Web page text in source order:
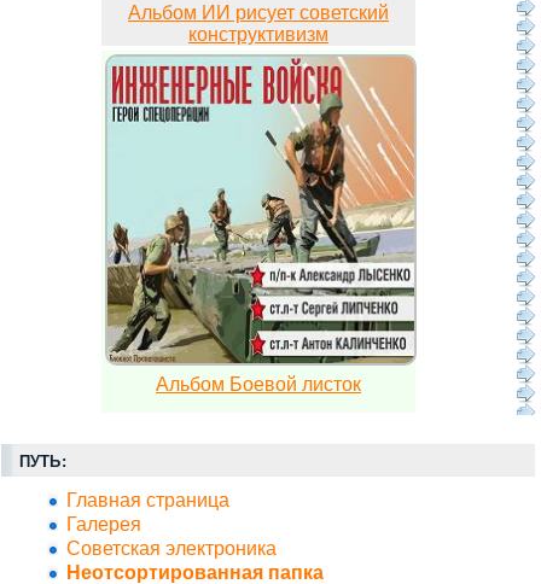
Альбом ИИ рисует советский
конструктивизм
Альбом Боевой листок
ПУТЬ:
Главная страница
Галерея
Советская электроника
Неотсортированная папка